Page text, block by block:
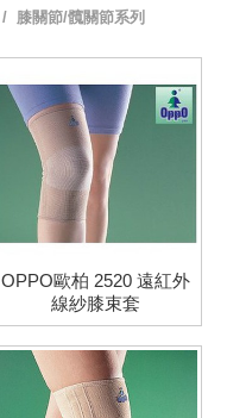
/ 膝關節/髖關節系列
OPPO歐柏 2520 遠紅外
線紗膝束套